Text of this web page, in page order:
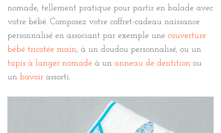
nomade, tellement pratique pour partir en balade avec
votre bébé. Composez votre coffret-cadeau naissance
personnalisé en associant par exemple une couverture
bébé tricotée main, à un doudou personnalisé, ou un
tapis à langer nomade à un anneau de dentition ou
un bavoir assorti.